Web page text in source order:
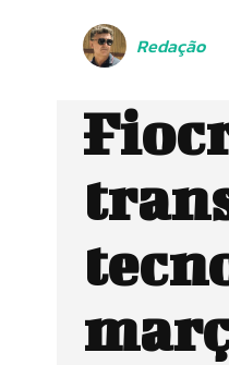
Redação